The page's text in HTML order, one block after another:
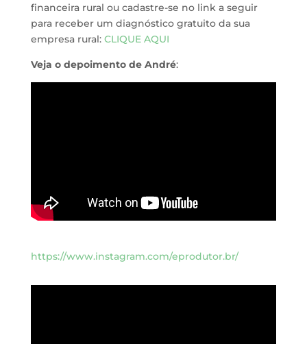
financeira rural ou cadastre-se no link a seguir
para receber um diagnóstico gratuito da sua
empresa rural: CLIQUE AQUI
Veja o depoimento de André:
https://www.instagram.com/eprodutor.br/